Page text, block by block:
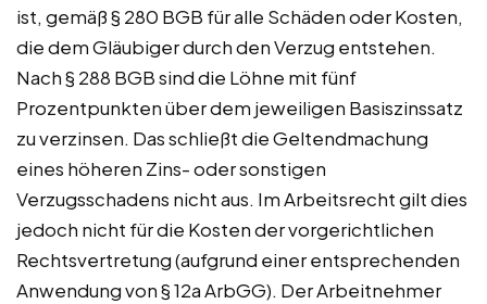
ist, gemäß § 280 BGB für alle Schäden oder Kosten,
die dem Gläubiger durch den Verzug entstehen.
Nach § 288 BGB sind die Löhne mit fünf
Prozentpunkten über dem jeweiligen Basiszinssatz
zu verzinsen. Das schließt die Geltendmachung
eines höheren Zins- oder sonstigen
Verzugsschadens nicht aus. Im Arbeitsrecht gilt dies
jedoch nicht für die Kosten der vorgerichtlichen
Rechtsvertretung (aufgrund einer entsprechenden
Anwendung von § 12a ArbGG). Der Arbeitnehmer